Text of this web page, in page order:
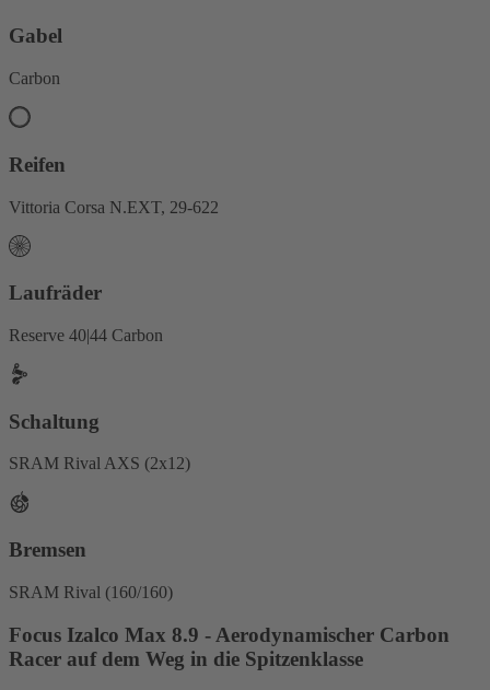
Gabel
Carbon
Reifen
Vittoria Corsa N.EXT, 29-622
Laufräder
Reserve 40|44 Carbon
Schaltung
SRAM Rival AXS (2x12)
Bremsen
SRAM Rival (160/160)
Focus Izalco Max 8.9 - Aerodynamischer Carbon
Racer auf dem Weg in die Spitzenklasse